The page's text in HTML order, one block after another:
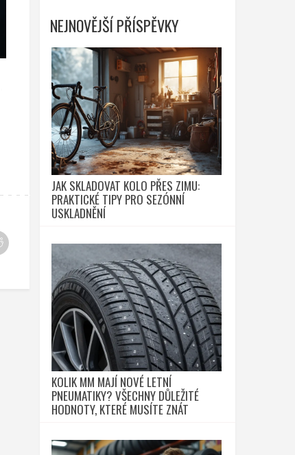
NEJNOVĚJŠÍ PŘÍSPĚVKY
JAK SKLADOVAT KOLO PŘES ZIMU:
PRAKTICKÉ TIPY PRO SEZÓNNÍ
USKLADNĚNÍ
KOLIK MM MAJÍ NOVÉ LETNÍ
PNEUMATIKY? VŠECHNY DŮLEŽITÉ
HODNOTY, KTERÉ MUSÍTE ZNÁT